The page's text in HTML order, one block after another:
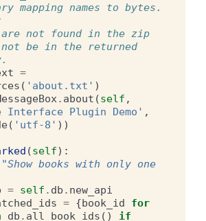
mapping names to bytes.
not found in the zip
be in the returned
=
( 'about.txt' )
. about (self ,
Interface Plugin Demo' ,
( 'utf-8' ))
(self):
books with only one
= self . db . new_api
= {book_id
for
db . all_book_ids ()
if